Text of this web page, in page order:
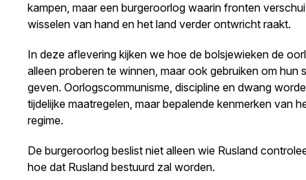
kampen, maar een burgeroorlog waarin fronten
wisselen van hand en het land verder ontwricht raakt.
In deze aflevering kijken we hoe de bolsjewieken de
alleen proberen te winnen, maar ook gebruiken om hun
geven. Oorlogscommunisme, discipline en dwang
tijdelijke maatregelen, maar bepalende kenmerken van
regime.
De burgeroorlog beslist niet alleen wie Rusland
hoe dat Rusland bestuurd zal worden.